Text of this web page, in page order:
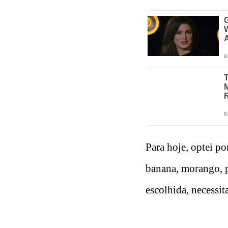
Para hoje, optei
banana, morango,
escolhida,